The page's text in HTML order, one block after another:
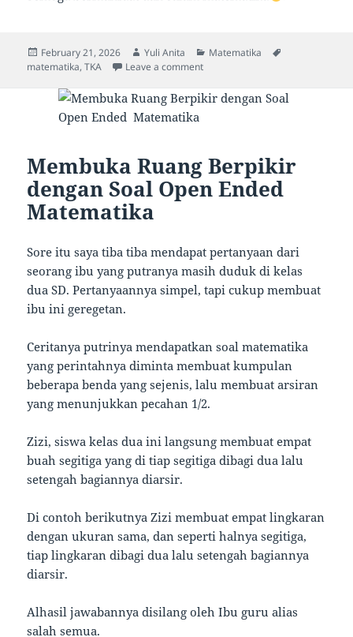
Posted
on
February 21, 2026 Author
Yuli Anita Categories
Matematika
matematika,TKA Leave a commenton Sumber Belajar Melimpah
Membuka Ruang Berpikir
dengan Soal Open Ended
Matematika
Sore itu saya tiba tiba mendapat pertanyaan dari
seorang ibu yang putranya masih duduk di kelas
dua SD. Pertanyaannya simpel, tapi cukup membuat
ibu ini geregetan.
Ceritanya putrinya mendapatkan soal matematika
yang perintahnya diminta membuat kumpulan
beberapa benda yang sejenis, lalu membuat arsiran
yang menunjukkan pecahan 1/2.
Zizi, siswa kelas dua ini langsung membuat empat
buah segitiga yang di tiap segitiga dibagi dua lalu
setengah bagiannya diarsir.
Di contoh berikutnya Zizi membuat empat lingkaran
dengan ukuran sama, dan seperti halnya segitiga,
tiap lingkaran dibagi dua lalu setengah bagiannya
diarsir.
Alhasil jawabannya disilang oleh Ibu guru alias
salah semua.